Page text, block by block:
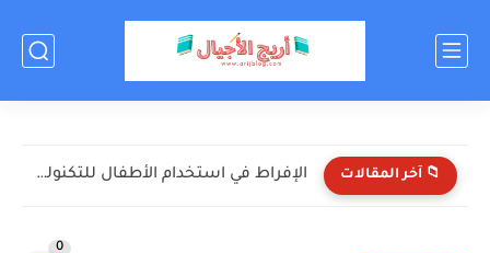
📁 آخر المقالات اختبر معلوماتك عن كرة القدم! (أسئلة ممتعة للأطفال)
0